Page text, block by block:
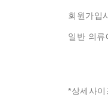
회원가입
일반 의류
*상세사이